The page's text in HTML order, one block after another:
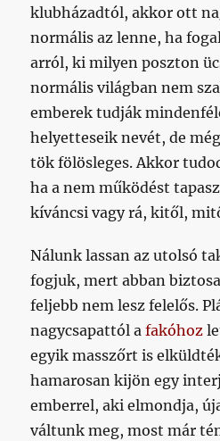
klubházadtól, akkor ott
normális az lenne, ha
arról, ki milyen poszton
normális világban nem
emberek tudják
helyetteseik nevét, de
tök fölösleges. Akkor
ha a nem működést
kíváncsi vagy rá, kitől,
Nálunk lassan az utolsó
fogjuk, mert abban
feljebb nem lesz felelős.
nagycsapattól afakóhoz
egyik masszőrt is
hamarosan kijön egy
emberrel, aki elmondja,
váltunk meg, most már